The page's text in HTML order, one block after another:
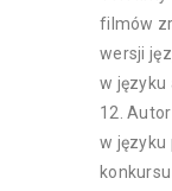
filmów
wersji
w języku
w języku